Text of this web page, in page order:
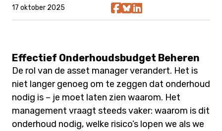
17 oktober 2025
Effectief Onderhoudsbudget Beheren
De rol van de asset manager verandert. Het is
niet langer genoeg om te zeggen dat onderhoud
nodig is – je moet laten zien waarom. Het
management vraagt steeds vaker: waarom is dit
onderhoud nodig, welke risico’s lopen we als we